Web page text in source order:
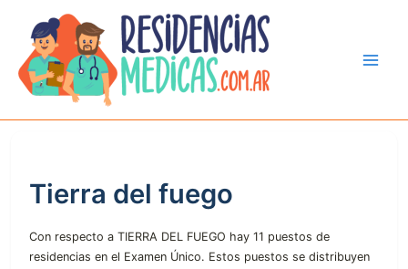
contenido
Tierra del fuego
Con respecto a TIERRA DEL FUEGO hay 11 puestos de
residencias en el Examen Único. Estos puestos se distribuyen